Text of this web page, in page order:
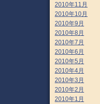
2010年11月
2010年10月
2010年9月
2010年8月
2010年7月
2010年6月
2010年5月
2010年4月
2010年3月
2010年2月
2010年1月